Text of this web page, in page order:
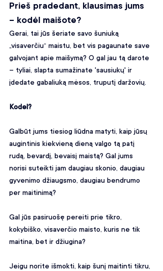
Prieš pradedant, klausimas jums
– kodėl maišote?
Gerai, tai jūs šeriate savo šuniuką
„visaverčiu“ maistu, bet vis pagaunate save
galvojant apie maišymą? O gal jau tą darote
– tyliai, slapta sumažinate 'sausiukų' ir
įdedate gabaliuką mėsos, truputį daržovių.
Kodel?
Galbūt jums tiesiog liūdna matyti, kaip jūsų
augintinis kiekvieną dieną valgo tą patį
rudą, bevardį, bevaisį maistą? Gal jums
norisi suteikti jam daugiau skonio, daugiau
gyvenimo džiaugsmo, daugiau bendrumo
per maitinimą?
Gal jūs pasiruošę pereiti prie tikro,
kokybiško, visaverčio maisto, kuris ne tik
maitina, bet ir džiugina?
Jeigu norite išmokti, kaip šunį maitinti tikru,